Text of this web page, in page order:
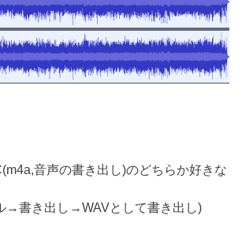
音声の書き出し)のどちらか好きな
→書き出し→WAVとして書き出し)